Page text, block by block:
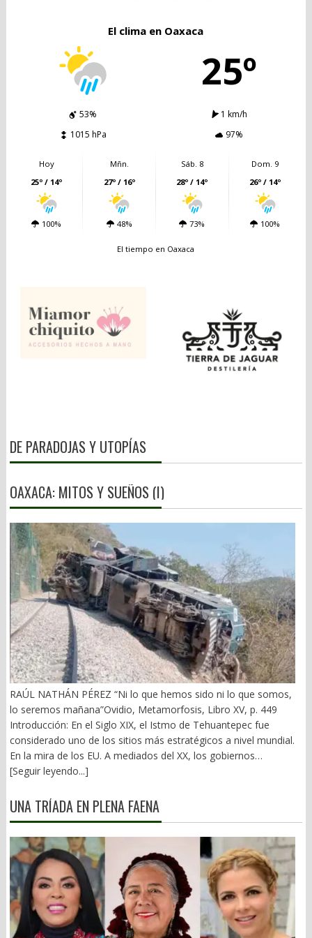
El clima en Oaxaca
25º
53%
1 km/h
1015 hPa
97%
Hoy
25º / 14º
100%
Mñn.
27º / 16º
48%
Sáb. 8
28º / 14º
73%
Dom. 9
26º / 14º
100%
El tiempo en Oaxaca
DE PARADOJAS Y UTOPÍAS
OAXACA: MITOS Y SUEÑOS (I)
RAÚL NATHÁN PÉREZ “Ni lo que hemos sido ni lo que somos,
lo seremos mañana”Ovidio, Metamorfosis, Libro XV, p. 449
Introducción: En el Siglo XIX, el Istmo de Tehuantepec fue
considerado uno de los sitios más estratégicos a nivel mundial.
En la mira de los EU. A mediados del XX, los gobiernos
emanados del PRI iniciaron una serie de proyectos, todos
Transístmico, Proyecto Alfa-Omega, Plan Puebla-Panamá y
otros. En 2018, la 4T volvió a la carga, considerándolo uno de
por la corrupción y la complicidad. Sobre la vieja vía inaugurada
por el general Porfirio Díaz (1907), se montaron nuevas vías. En
2026 sigue siendo un fiasco. 1).- La primera falacia Se ha dicho
que el Corredor Interoceánico del Istmo de Tehuantepec (CIIT),
competiría con el Canal de Panamá. Falso. Un ejemplo: Éste
movilizó en sus esclusas originales y ampliadas en 2025, 489.1
[Seguir leyendo...]
UNA TRÍADA EN PLENA FAENA